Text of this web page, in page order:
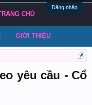
Đăng nhập
yêu cầu - Cổ
CHỦ
chủ đề
GIỚI THIỆU